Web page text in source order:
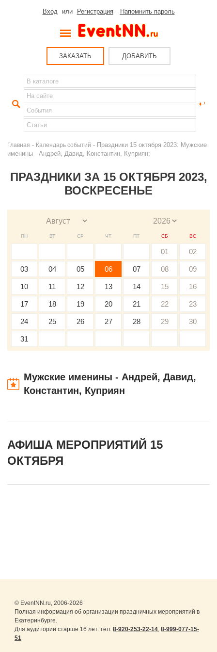
Вход или Регистрация Напомнить пароль
ЗАКАЗАТЬ ДОБАВИТЬ
Главная - Календарь событий - Праздники 15 октября 2023: Мужские
именины - Андрей, Давид, Константин, Куприян;
ПРАЗДНИКИ ЗА 15 ОКТЯБРЯ 2023,
ВОСКРЕСЕНЬЕ
ПН ВТ СР ЧТ ПТ СБ ВС
01 02
03 04 05 06 07 08 09
10 11 12 13 14 15 16
17 18 19 20 21 22 23
24 25 26 27 28 29 30
31
Мужские именины - Андрей, Давид,
Константин, Куприян
АФИША МЕРОПРИЯТИЙ 15
ОКТЯБРЯ
© EventNN.ru, 2006-2026
Полная информация об организации праздничных мероприятий в
Екатеринбурге.
Для аудитории старше 16 лет. тел. 8-920-253-22-14, 8-999-077-15-
51